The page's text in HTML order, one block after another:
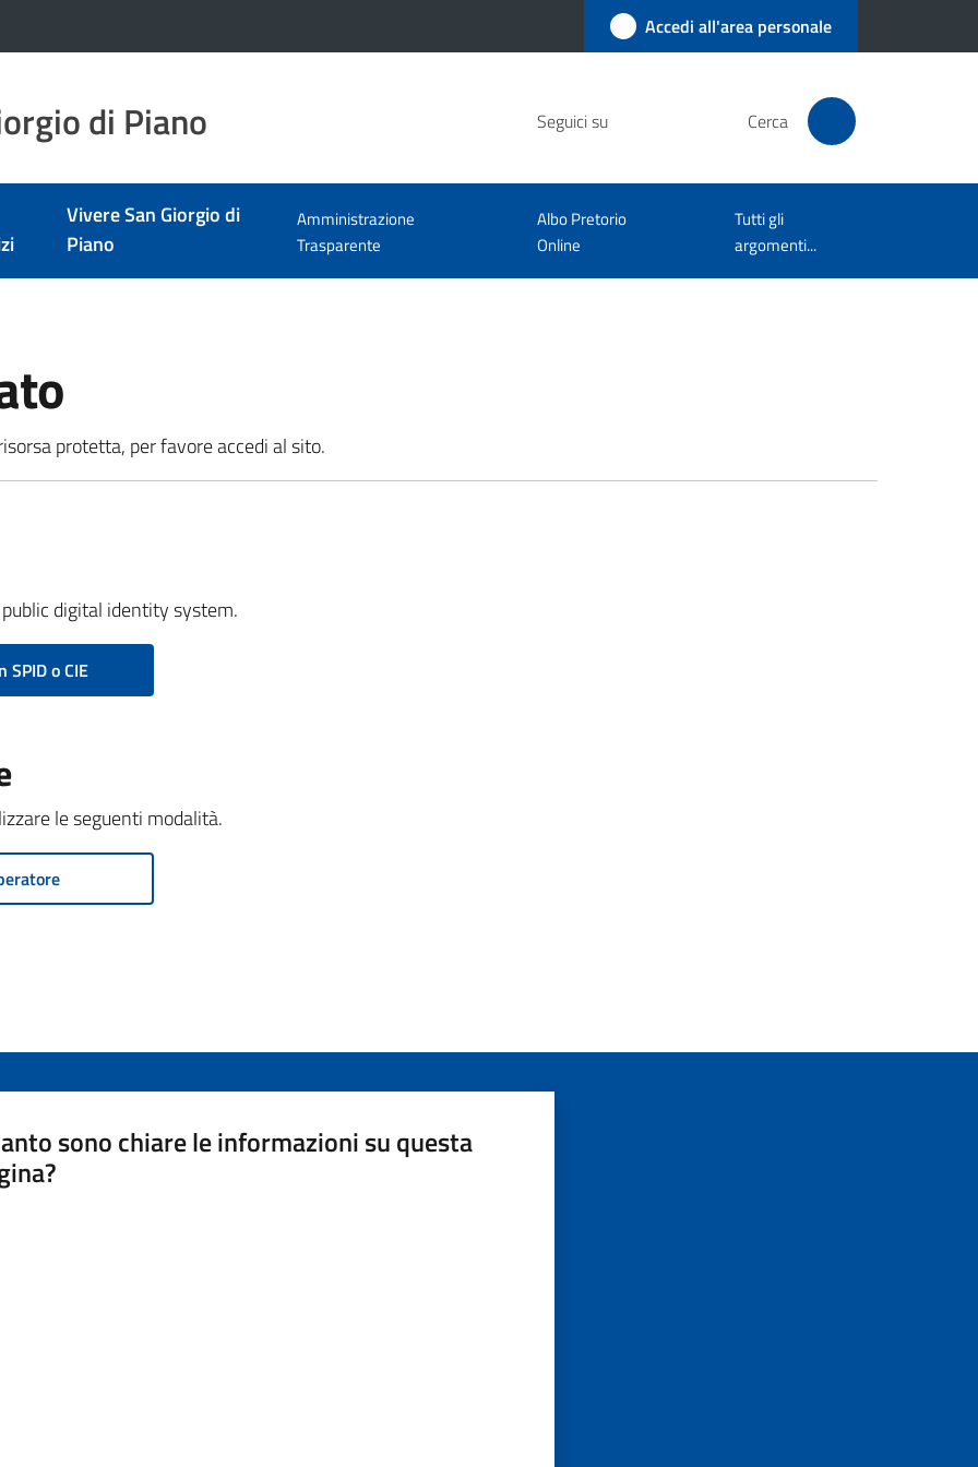
Accedi all'area personale
di Piano Seguici su Cerca
Vivere San Giorgio di
Piano
Amministrazione
Trasparente
Albo Pretorio
Online
Tutti gli
argomenti...
protetta, per favore accedi al sito.
digital identity system.
SPID o CIE
le seguenti modalità.
sono chiare le informazioni su questa